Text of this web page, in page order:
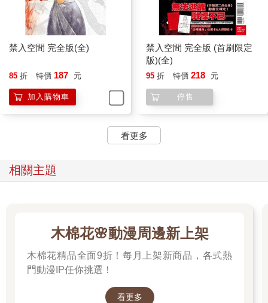
禁入空間 完全版(全)
85 折 特價 187 元
加入購物車
禁入空間 完全版 (首刷限定
版)(全)
95 折 特價 218 元
停售
看更多
相關主題
木棉花🌸動漫周邊新上架
木棉花精品全面9折！每月上架新商品，各式熱
門動漫IP任你挑選！
看更多